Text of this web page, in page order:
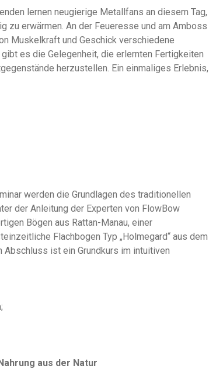
lernen neugierige Metallfans an diesem Tag,
zu erwärmen. An der Feueresse und am Amboss
Muskelkraft und Geschick verschiedene
es die Gelegenheit, die erlernten Fertigkeiten
herzustellen. Ein einmaliges Erlebnis,
werden die Grundlagen des traditionellen
der Anleitung der Experten von FlowBow
Bögen aus Rattan-Manau, einer
Flachbogen Typ „Holmegard“ aus dem
Abschluss ist ein Grundkurs im intuitiven
aus der Natur